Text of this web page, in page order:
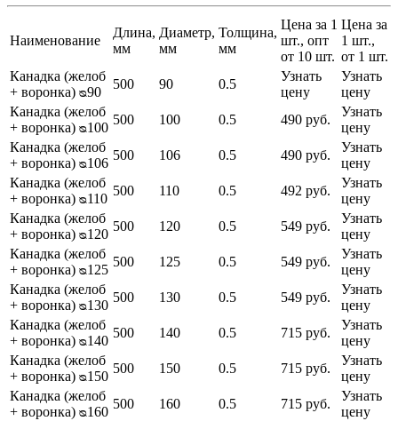
Наименование
Длина,
мм
Диаметр,
мм
Толщина,
мм
Цена за 1
шт., опт
от 10 шт.
Цена за
1 шт.,
от 1 шт.
Канадка (желоб
+ воронка) ᴓ90
500 90 0.5
Узнать
цену
Узнать
цену
Канадка (желоб
+ воронка) ᴓ100
500 100 0.5 490 руб.
Узнать
цену
Канадка (желоб
+ воронка) ᴓ106
500 106 0.5 490 руб.
Узнать
цену
Канадка (желоб
+ воронка) ᴓ110
500 110 0.5 492 руб.
Узнать
цену
Канадка (желоб
+ воронка) ᴓ120
500 120 0.5 549 руб.
Узнать
цену
Канадка (желоб
+ воронка) ᴓ125
500 125 0.5 549 руб.
Узнать
цену
Канадка (желоб
+ воронка) ᴓ130
500 130 0.5 549 руб.
Узнать
цену
Канадка (желоб
+ воронка) ᴓ140
500 140 0.5 715 руб.
Узнать
цену
Канадка (желоб
+ воронка) ᴓ150
500 150 0.5 715 руб.
Узнать
цену
Канадка (желоб
+ воронка) ᴓ160
500 160 0.5 715 руб.
Узнать
цену